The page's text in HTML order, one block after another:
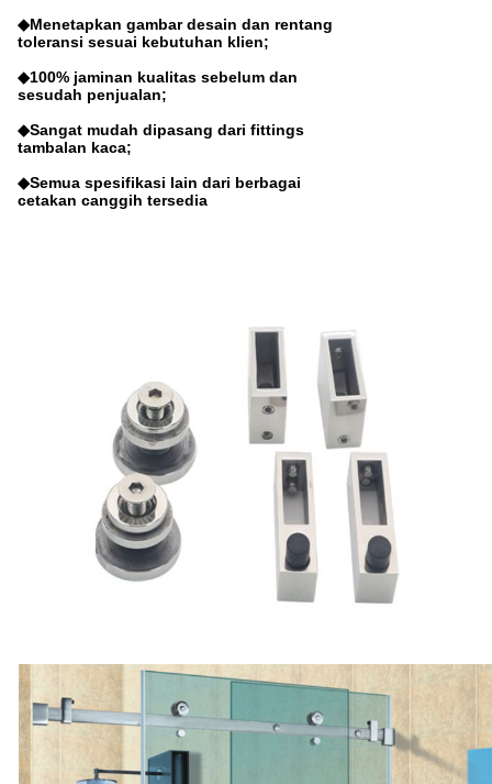
◆Menetapkan gambar desain dan rentang
toleransi sesuai kebutuhan klien;
◆100% jaminan kualitas sebelum dan
sesudah penjualan;
◆Sangat mudah dipasang dari fittings
tambalan kaca;
◆Semua spesifikasi lain dari berbagai
cetakan canggih tersedia